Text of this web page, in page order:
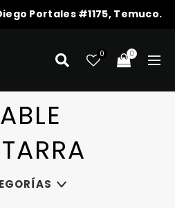
Portales #1175, Temuco.
0 0